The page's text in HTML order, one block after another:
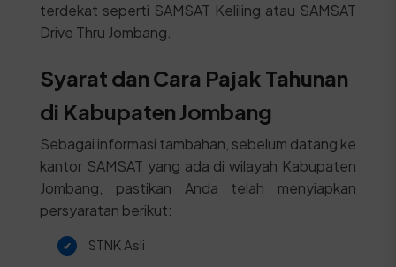
terdekat seperti SAMSAT Keliling atau SAMSAT
Drive Thru Jombang.
Syarat dan Cara Pajak Tahunan
di Kabupaten Jombang
Sebagai informasi tambahan, sebelum datang ke
kantor SAMSAT yang ada di wilayah Kabupaten
Jombang, pastikan Anda telah menyiapkan
persyaratan berikut:
STNK Asli